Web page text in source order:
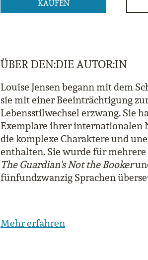
KAUFEN
ÜBER DEN:DIE AUTOR:IN
Louise Jensen begann mit dem
sie mit einer Beeinträchtigung
Lebensstilwechsel erzwang. Sie
Exemplare ihrer internationalen
die komplexe Charaktere und
enthalten. Sie wurde für
The Guardian's Not the Booker
fünfundzwanzig Sprachen
Mehr erfahren